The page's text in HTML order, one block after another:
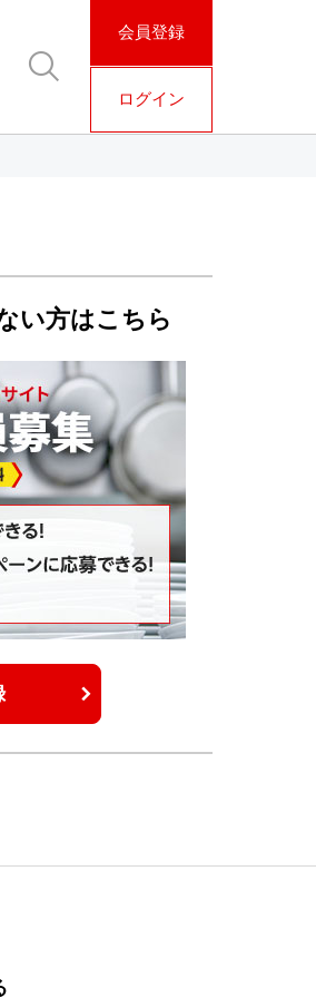
会員登録
ログイン
い⽅はこちら